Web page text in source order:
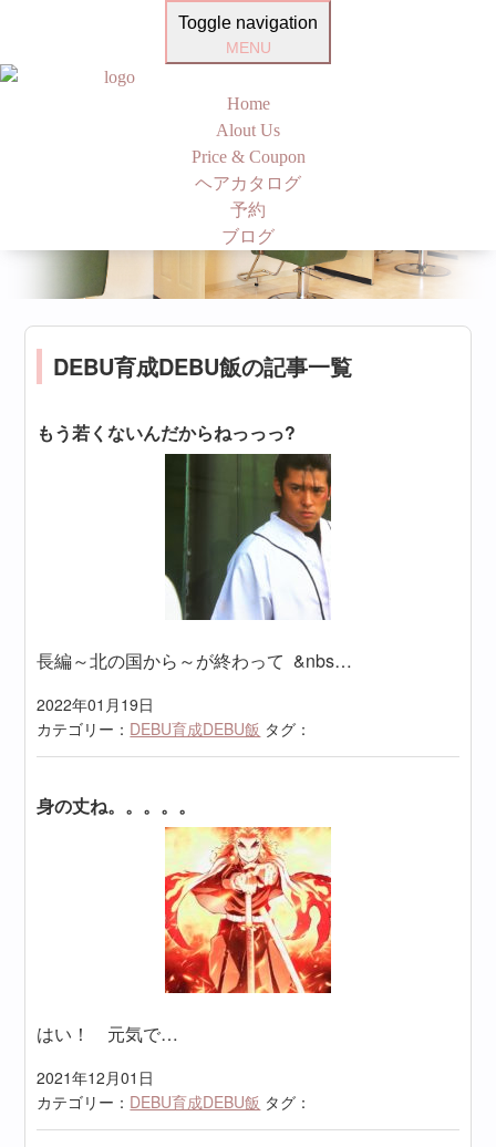
Toggle navigation
MENU
Home
Alout Us
Price & Coupon
ヘアカタログ
予約
ブログ
DEBU育成DEBU飯の記事一覧
もう若くないんだからねっっっ?
長編～北の国から～が終わって &nbs…
2022年01月19日
カテゴリー： DEBU育成DEBU飯 タグ：
身の丈ね。。。。。
はい！ 元気で…
2021年12月01日
カテゴリー： DEBU育成DEBU飯 タグ：